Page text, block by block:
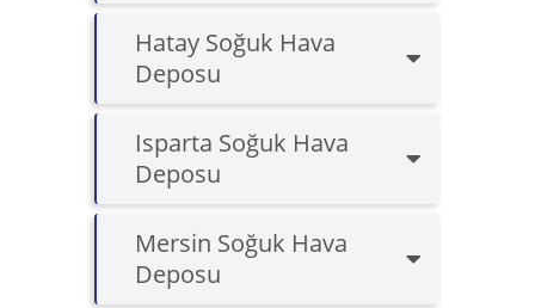
Hatay Soğuk Hava
Deposu
Isparta Soğuk Hava
Deposu
Mersin Soğuk Hava
Deposu